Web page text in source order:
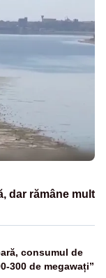
dar rămâne mult
consumul de
300 de megawați”